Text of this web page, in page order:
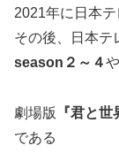
2021年に日本
その後、日本テ
season２～４や
劇場版 『君と
である